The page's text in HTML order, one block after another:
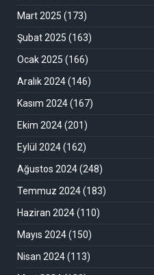
Mart 2025 (173)
Şubat 2025 (163)
Ocak 2025 (166)
Aralık 2024(146)
Kasım 2024(167)
Ekim 2024(201)
Eylül 2024(162)
Ağustos 2024(248)
Temmuz 2024(183)
Haziran 2024(110)
Mayıs 2024(150)
Nisan 2024(113)